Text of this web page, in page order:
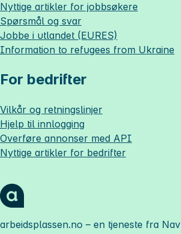
Nyttige artikler for jobbsøkere
Spørsmål og svar
Jobbe i utlandet (EURES)
Information to refugees from Ukraine
For bedrifter
Vilkår og retningslinjer
Hjelp til innlogging
Overføre annonser med API
Nyttige artikler for bedrifter
arbeidsplassen.no – en tjeneste fra Nav